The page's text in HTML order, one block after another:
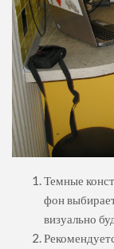
Темные
фон
визуально